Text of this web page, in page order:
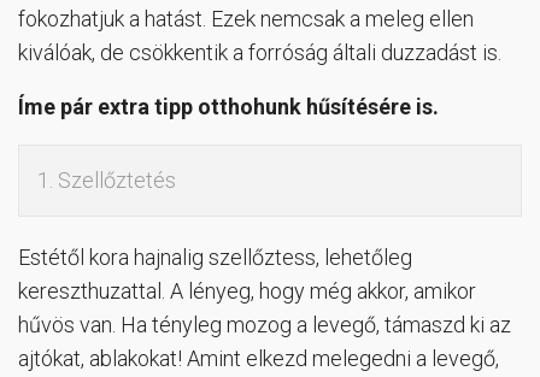
fokozhatjuk a hatást. Ezek nemcsak a meleg ellen
kiválóak, de csökkentik a forróság általi duzzadást is.
Íme pár extra tipp otthohunk hűsítésére is.
1. Szellőztetés
Estétől kora hajnalig szellőztess, lehetőleg
kereszthuzattal. A lényeg, hogy még akkor, amikor
hűvös van. Ha tényleg mozog a levegő, támaszd ki az
ajtókat, ablakokat! Amint elkezd melegedni a levegő,